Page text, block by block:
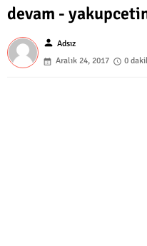
devam -
person Adsız
Aralık 24, 2017
0